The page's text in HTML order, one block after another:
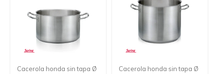
Cacerola honda sin tapa Ø
Cacerola honda sin tapa Ø